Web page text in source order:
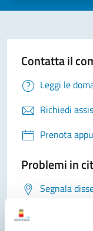
Contatta il
Leggi le
Richiedi
Prenota
Problemi in
Segnala